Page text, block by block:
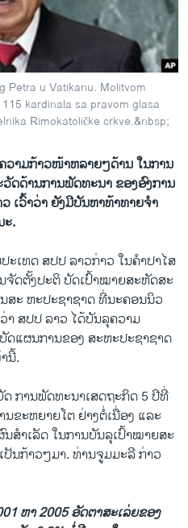
Petra u Vatikanu. Molitvom
kardinala sa pravom glasa
Rimokatoličke crkve.&nbsp;
ວາມກ້າວໜ້າຫລາຍໆດ້ານ ໃນການ
ດດ້ານການພັດທະນາ ຂອງອົງການ
ເວົ້າວ່າ ຍັງມີບັນຫາທ້າທາຍຈຳ
ະ.
ເທດ ສປປ ລາວກ່າວ ໃນຄຳປາໄສ
ດຕັ້ງປະຕິ ບັດເປົ້າໝາຍສະຫັດສະ
ສະ ຫະປະຊາຊາດ ທີ່ນະຄອນນິວ
າ ສປປ ລາວ ໄດ້ບັນລຸຄວາມ
ແຜນການຂອງ ສະຫະປະຊາຊາດ
ນີ້.
ການພັດທະນາເສດຖະກິດ 5 ປີທີ່
ຂະຫຍາຍໂຕ ຢ່າງຕໍ່ເນື່ອງ ແລະ
ສຳເລັດ ໃນການບັນລຸເປົ້າໝາຍສະ
ນກ້າວໆມາ. ທ່ານຈູມມະລີ ກ່າວ
ຫາ 2005 ອັດຕາສະເລ່ຍຂອງ